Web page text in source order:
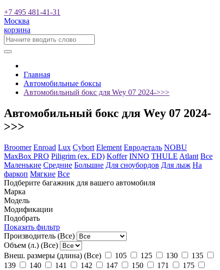
+7 495 481-41-31
Москва
корзина
Главная
Автомобильные боксы
Автомобильный бокс для Wey 07 2024->>>
Автомобильный бокс для Wey 07 2024-
>>>
Broomer Enroad Lux Cybort Element Евродеталь NOBU
MaxBox PRO Piligrim (ex. ED) Koffer INNO THULE Atlant Все
Маленькие Средние Большие Для сноубордов Для лыж На
фаркоп Мягкие Все
Подберите багажник для вашего автомобиля
Марка
Модель
Модификации
Подобрать
Показать фильтр
Производитель (Все)
Объем (л.) (Все)
Внеш. размеры (длина) (Все) 105 125 130
135
139
140 141 142 147 150 171
175